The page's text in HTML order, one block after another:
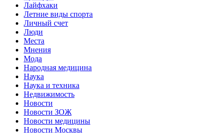
Лайфхаки
Летние виды спорта
Личный счет
Люди
Места
Мнения
Мода
Народная медицина
Наука
Наука и техника
Недвижимость
Новости
Новости ЗОЖ
Новости медицины
Новости Москвы